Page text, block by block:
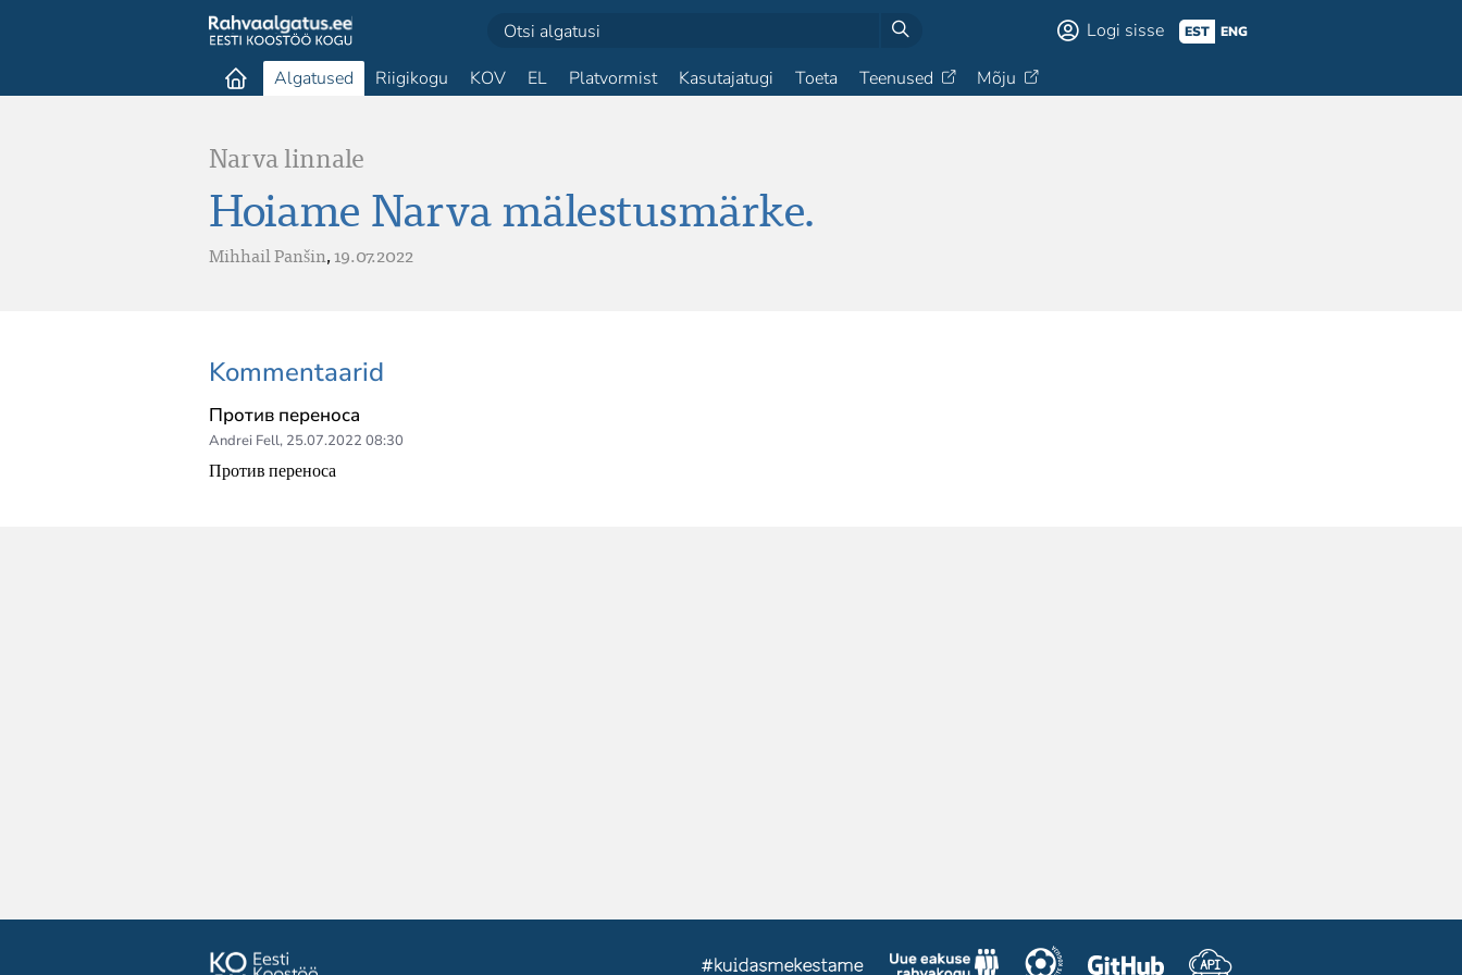
Logi sisse EST ENG
Algatused Riigikogu KOV EL Platvormist Kasutajatugi Toeta Teenused Mõju
Narva linnale
Hoiame Narva mälestusmärke.
Mihhail Panšin,19.07.2022
Kommentaarid
Против переноса
Andrei Fell, 25.07.2022 08:30
Против переноса